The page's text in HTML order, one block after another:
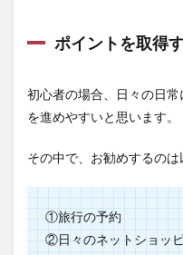
ポイントを取得
初心者の場合、 日々の日
を進めやすいと思います。
その中で、お勧めするのは
①旅行の予約
②日々のネットショッ